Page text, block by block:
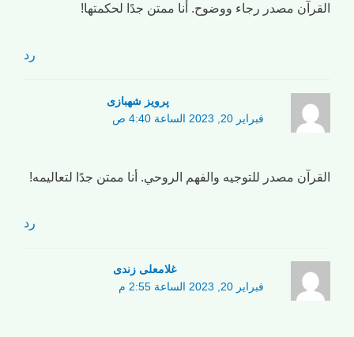
القرآن مصدر رجاء ووضوح. أنا ممتن جدًا لحكمتها!
رد
پرویز شهبازی
فبراير 20, 2023 الساعة 4:40 ص
القرآن مصدر للتوجيه والفهم الروحي. أنا ممتن جدًا لتعاليمه!
رد
غلامعلی زندی
فبراير 20, 2023 الساعة 2:55 م